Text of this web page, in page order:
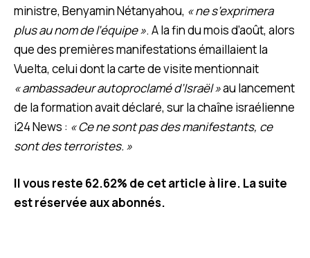
ministre, Benyamin Nétanyahou, « ne s’exprimera
plus au nom de l’équipe ». A la fin du mois d’août, alors
que des premières manifestations émaillaient la
Vuelta, celui dont la carte de visite mentionnait
« ambassadeur autoproclamé d’Israël »au lancement
de la formation avait déclaré, sur la chaîne israélienne
i24 News : « Ce ne sont pas des manifestants, ce
sont des terroristes. »
Il vous reste 62.62% de cet article à lire. La suite
est réservée aux abonnés.